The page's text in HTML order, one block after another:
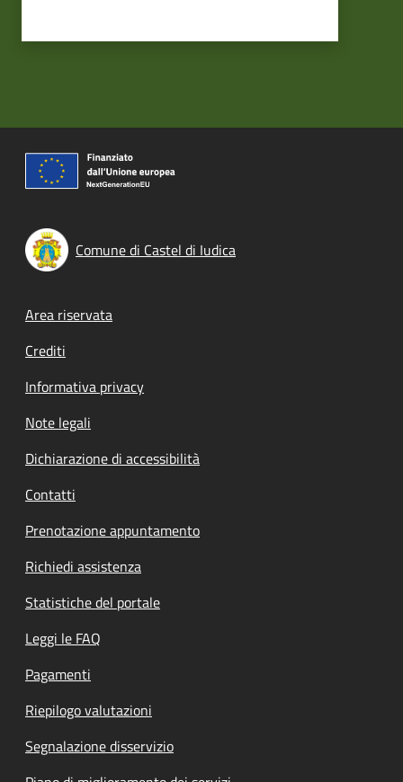
Comune di Castel di Iudica
Footer menu
Area riservata
Crediti
Informativa privacy
Note legali
Dichiarazione di accessibilità
Contatti
Prenotazione appuntamento
Richiedi assistenza
Statistiche del portale
Leggi le FAQ
Pagamenti
Riepilogo valutazioni
Segnalazione disservizio